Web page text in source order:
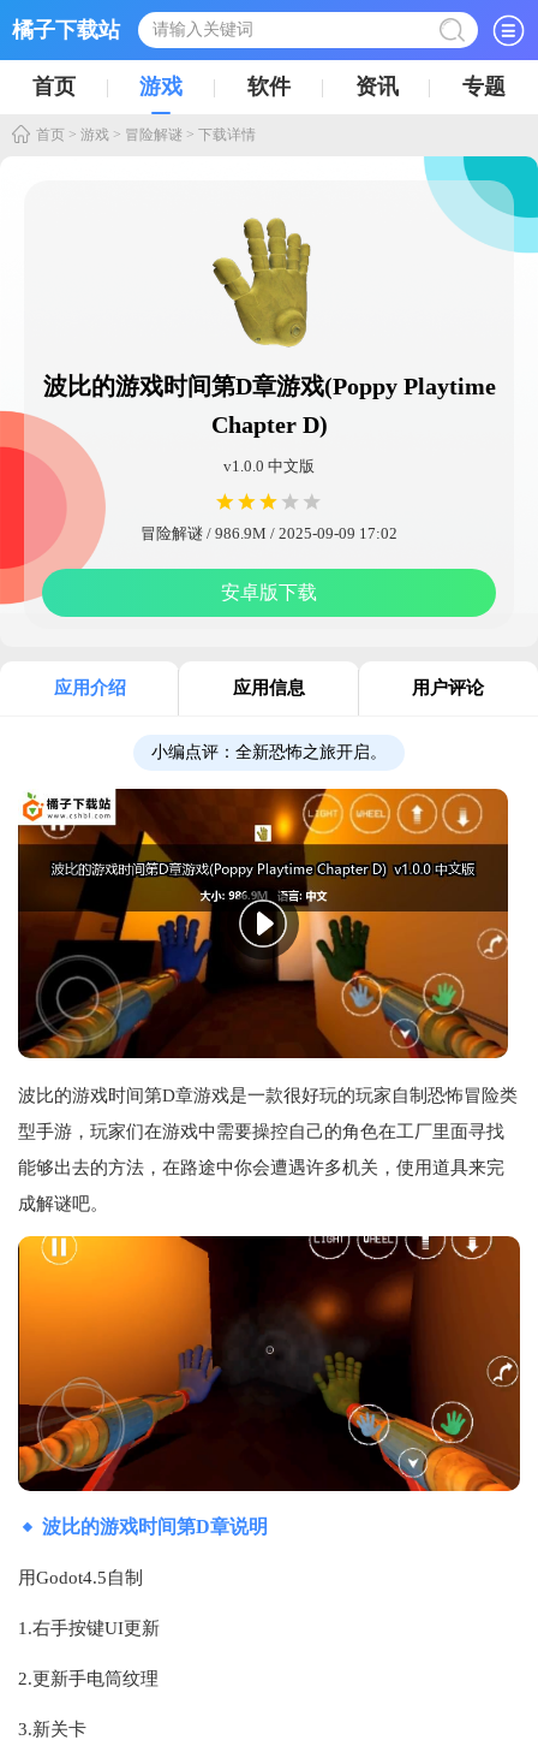
橘子下载站
首页 游戏 软件 资讯 专题
首页 > 游戏 > 冒险解谜 > 下载详情
波比的游戏时间第D章游戏(Poppy Playtime
Chapter D)
v1.0.0 中文版
冒险解谜 / 986.9M / 2025-09-09 17:02
安卓版下载
应用介绍 应用信息 用户评论
小编点评： 全新恐怖之旅开启。
波比的游戏时间第D章游戏是一款很好玩的玩家自制恐怖冒险类
型手游，玩家们在游戏中需要操控自己的角色在工厂里面寻找
能够出去的方法，在路途中你会遭遇许多机关，使用道具来完
成解谜吧。
波比的游戏时间第D章说明
用Godot4.5自制
1.右手按键UI更新
2.更新手电筒纹理
3.新关卡